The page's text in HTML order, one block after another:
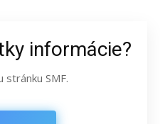
informácie?
stránku SMF.